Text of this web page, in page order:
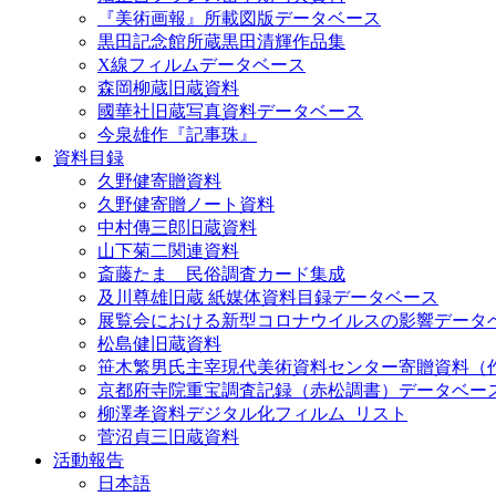
『美術画報』所載図版データベース
黒田記念館所蔵黒田清輝作品集
X線フィルムデータベース
森岡柳蔵旧蔵資料
國華社旧蔵写真資料データベース
今泉雄作『記事珠』
資料目録
久野健寄贈資料
久野健寄贈ノート資料
中村傳三郎旧蔵資料
山下菊二関連資料
斎藤たま 民俗調査カード集成
及川尊雄旧蔵 紙媒体資料目録データベース
展覧会における新型コロナウイルスの影響データ
松島健旧蔵資料
笹木繁男氏主宰現代美術資料センター寄贈資料（
京都府寺院重宝調査記録（赤松調書）データベー
柳澤孝資料デジタル化フィルム_リスト
菅沼貞三旧蔵資料
活動報告
日本語